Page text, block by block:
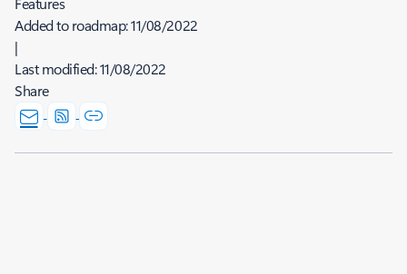
Added to roadmap:11/08/2022
|
Last modified:11/08/2022
Share